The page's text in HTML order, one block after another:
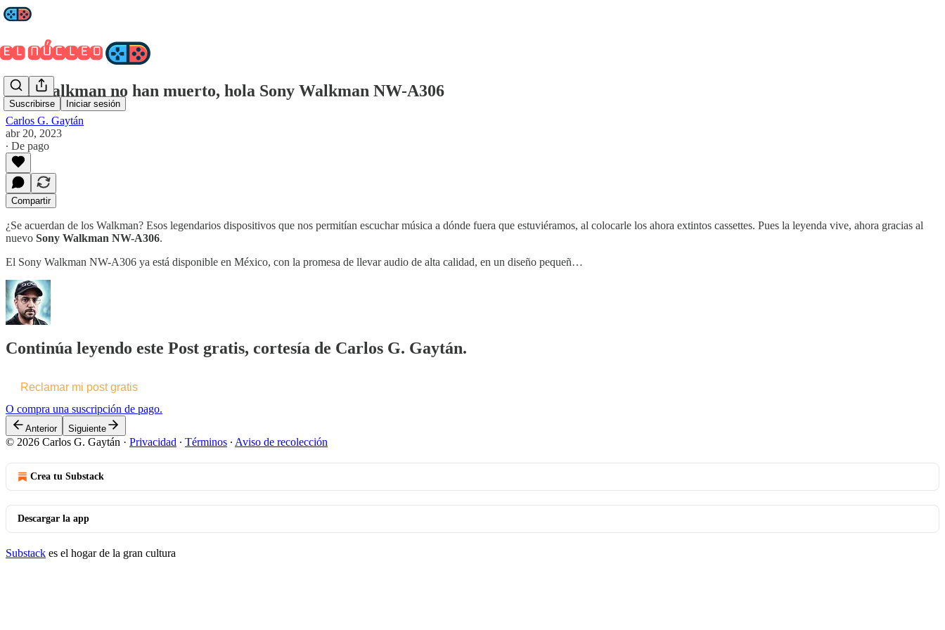
Suscribirse Iniciar sesión
Los Walkman no han muerto, hola Sony Walkman NW-A306
Carlos G. Gaytán
abr 20, 2023
∙ De pago
Compartir
¿Se acuerdan de los Walkman? Esos legendarios dispositivos que nos permitían escuchar música a dónde fuera que estuviéramos, al colocarle los ahora extintos cassettes. Pues la leyenda vive, ahora gracias al
nuevo Sony Walkman NW-A306.
El Sony Walkman NW-A306 ya está disponible en México, con la promesa de llevar audio de alta calidad, en un diseño pequeñ…
Continúa leyendo este Post gratis, cortesía de Carlos G. Gaytán.
Reclamar mi post gratis
O compra una suscripción de pago.
Anterior Siguiente
© 2026 Carlos G. Gaytán · Privacidad ∙ Términos ∙ Aviso de recolección
Crea tu Substack
Descargar la app
Substack es el hogar de la gran cultura